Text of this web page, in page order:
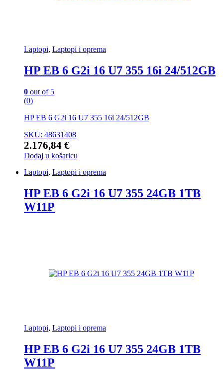
Laptopi, Laptopi i oprema
HP EB 6 G2i 16 U7 355 16i 24/512GB
0 out of 5
(0)
HP EB 6 G2i 16 U7 355 16i 24/512GB
SKU: 48631408
2.176,84 €
Dodaj u košaricu
Laptopi, Laptopi i oprema
HP EB 6 G2i 16 U7 355 24GB 1TB
W11P
Laptopi, Laptopi i oprema
HP EB 6 G2i 16 U7 355 24GB 1TB
W11P